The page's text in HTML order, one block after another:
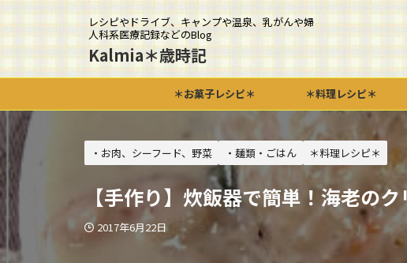
レシピやドライブ、キャンプや温泉、乳がんや婦
人科系医療記録などのBlog
Kalmia＊歳時記
＊お菓子レシピ＊ ＊料理レシピ＊
・お肉、シーフード、野菜 ・麺類・ごはん ＊料理レシピ＊
【手作り】炊飯器で簡単！海老の
2017年6月22日